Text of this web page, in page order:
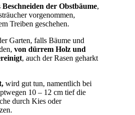
Beschneiden der Obstbäume,
vorgenommen,
Treiben geschehen.
Garten, falls Bäume und
von dürrem Holz und
, auch der Rasen geharkt
wird gut tun, namentlich bei
10 – 12 cm tief die
durch Kies oder